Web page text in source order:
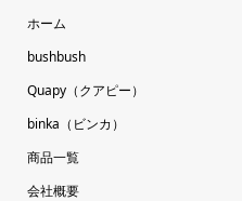
ホーム
bushbush
Quapy（クアピー）
binka（ビンカ）
商品一覧
会社概要